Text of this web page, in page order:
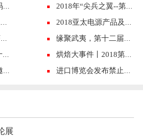
2018年“尖兵之翼--第九届中国无人机大会暨展览会”拉开帷幕
2018亚太电源产品及技术展览会将于8月在广州举行
缘聚武夷，第十二届海峡两岸茶博会11月举行
烘焙大事件丨2018第五届西安烘焙展来了！
进口博览会发布禁止清单 对4大项物品说No!
展